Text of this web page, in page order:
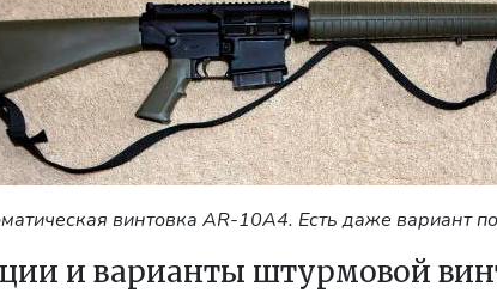
винтовка AR-10A4. Есть даже вариант
и варианты штурмовой